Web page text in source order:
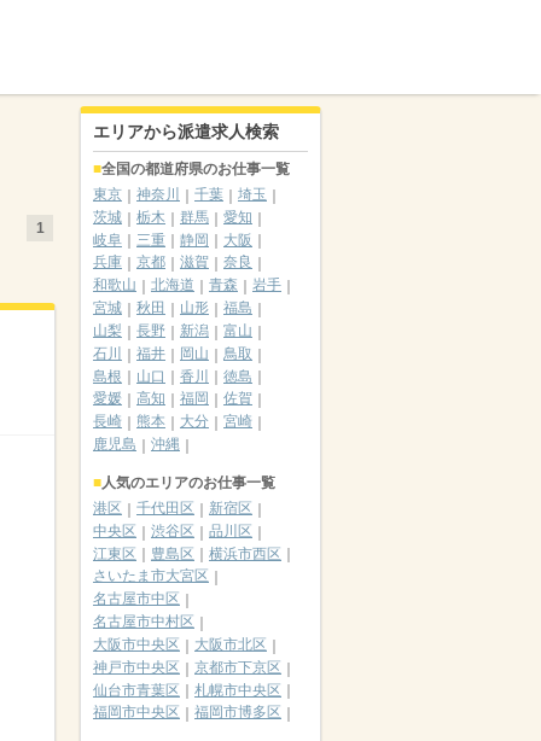
1
エリアから派遣求人検索
全国の都道府県のお仕事一覧
東京
神奈川 千葉
埼玉
茨城
栃木 群馬
愛知
岐阜
三重 静岡
大阪
兵庫
京都 滋賀
奈良
和歌山
北海道 青森
岩手
宮城
秋田 山形
福島
山梨
長野 新潟
富山
石川
福井 岡山
鳥取
島根
山口 香川
徳島
愛媛
高知 福岡
佐賀
長崎
熊本 大分
宮崎
鹿児島
沖縄
人気のエリアのお仕事一覧
港区
千代田区
新宿区
中央区
渋谷区
品川区
江東区
豊島区
横浜市西区
さいたま市大宮区
名古屋市中区
名古屋市中村区
大阪市中央区
大阪市北区
神戸市中央区
京都市下京区
仙台市青葉区
札幌市中央区
福岡市中央区
福岡市博多区